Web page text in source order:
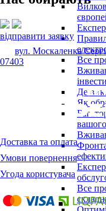
Все
Де
Як
Все
відправити заявку
вул. Москаленка
07403
Доставка та оплата
Умови повернення
Угода користувача